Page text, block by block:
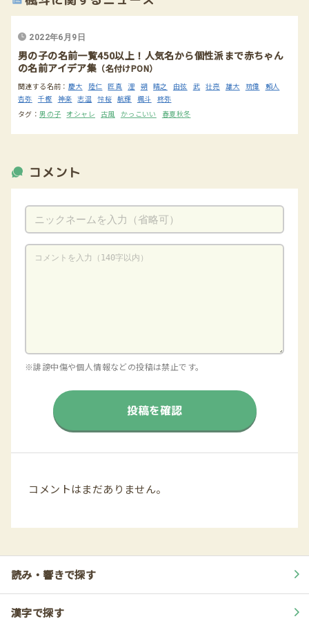
2022年6月9日
男の子の名前一覧450以上！人気名から個性派まで赤ちゃん
の名前アイデア集 （名付けPON）
関連する名前： 慶大 陸仁 匠真 浬 朔 晴之 由弦 武 壮亮 雄大 琉偉
頼人
杏弥 千樫 神楽 志温 怜桜 航輝 楓斗 柊弥
タグ：男の子 オシャレ 古風 かっこいい 春夏秋冬
コメント
※誹謗中傷や個人情報などの投稿は禁止です。
投稿を確認
コメントはまだありません。
読み・響きで探す
漢字で探す